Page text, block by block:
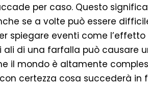
per caso. Questo
se a volte può essere
spiegare eventi come
di una farfalla può causare
il mondo è altamente
certezza cosa succederà in